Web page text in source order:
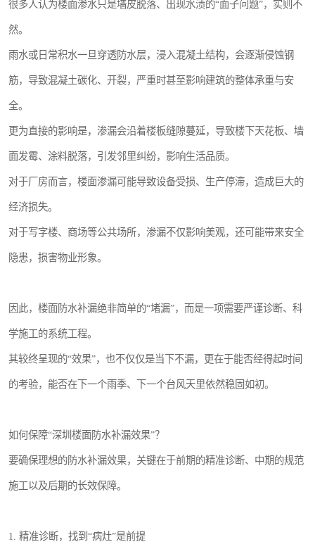
很多人认为楼面渗水只是墙皮脱落、出现水渍的“面子问题”，实则不
然。
雨水或日常积水一旦穿透防水层，浸入混凝土结构，会逐渐侵蚀钢
筋，导致混凝土碳化、开裂，严重时甚至影响建筑的整体承重与安
全。
更为直接的影响是，渗漏会沿着楼板缝隙蔓延，导致楼下天花板、墙
面发霉、涂料脱落，引发邻里纠纷，影响生活品质。
对于厂房而言，楼面渗漏可能导致设备受损、生产停滞，造成巨大的
经济损失。
对于写字楼、商场等公共场所，渗漏不仅影响美观，还可能带来安全
隐患，损害物业形象。
因此，楼面防水补漏绝非简单的“堵漏”，而是一项需要严谨诊断、科
学施工的系统工程。
其较终呈现的“效果”，也不仅仅是当下不漏，更在于能否经得起时间
的考验，能否在下一个雨季、下一个台风天里依然稳固如初。
如何保障“深圳楼面防水补漏效果”？
要确保理想的防水补漏效果，关键在于前期的精准诊断、中期的规范
施工以及后期的长效保障。
1. 精准诊断，找到“病灶”是前提